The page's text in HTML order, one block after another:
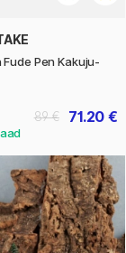
Pen Kakuju-
71.20 €
89 €